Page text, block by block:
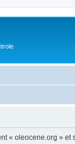
« oleocene.org »